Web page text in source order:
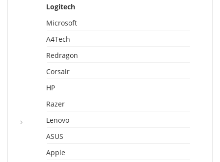
Logitech
Microsoft
A4Tech
Redragon
Corsair
HP
Razer
Lenovo
ASUS
Apple